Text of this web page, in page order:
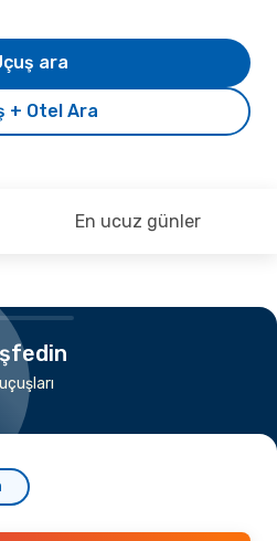
+ Otel Ara
ara
En ucuz günler